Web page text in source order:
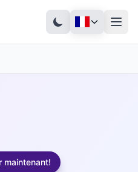
maintenant!